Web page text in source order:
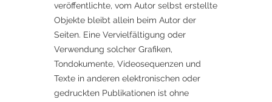
veröffentlichte, vom Autor selbst erstellte
Objekte bleibt allein beim Autor der
Seiten. Eine Vervielfältigung oder
Verwendung solcher Grafiken,
Tondokumente, Videosequenzen und
Texte in anderen elektronischen oder
gedruckten Publikationen ist ohne